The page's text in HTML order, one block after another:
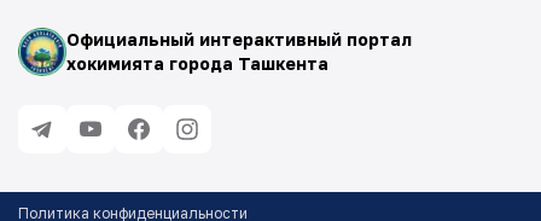
Официальный интерактивный портал
хокимията города Ташкента
Политика конфиденциальности